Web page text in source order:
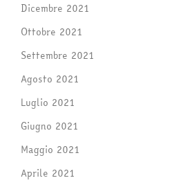
Dicembre 2021
Ottobre 2021
Settembre 2021
Agosto 2021
Luglio 2021
Giugno 2021
Maggio 2021
Aprile 2021